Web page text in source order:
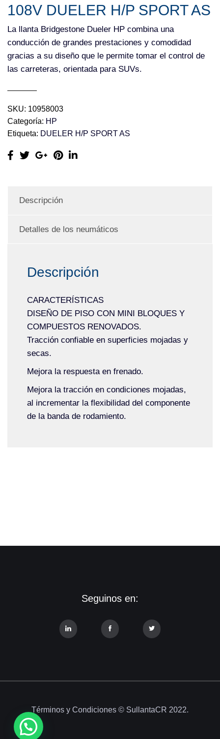
108V DUELER H/P SPORT AS
La llanta Bridgestone Dueler HP combina una
conducción de grandes prestaciones y comodidad
gracias a su diseño que le permite tomar el control de
las carreteras, orientada para SUVs.
SKU: 10958003
Categoría: HP
Etiqueta: DUELER H/P SPORT AS
Descripción
Detalles de los neumáticos
Descripción
CARACTERÍSTICAS
DISEÑO DE PISO CON MINI BLOQUES Y
COMPUESTOS RENOVADOS.
Tracción confiable en superficies mojadas y
secas.
Mejora la respuesta en frenado.
Mejora la tracción en condiciones mojadas,
al incrementar la flexibilidad del componente
de la banda de rodamiento.
Seguinos en:
Términos y Condiciones © SullantaCR 2022.